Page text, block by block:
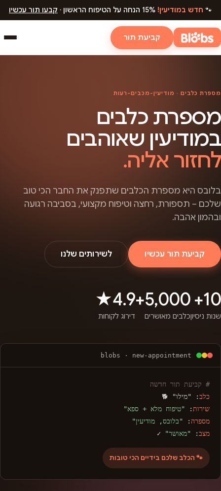
🐾 חדש במודיעין! קבעו תור עכשיו
קביעת תור
מספרת כלבים · מודיעין-מכבים-רעות
מספרת כלבים
במודיעין שאוהבים
לחזור אליה.
בלובס היא מספרת הכלבים שתפנק את החבר הכי טוב
שלכם – תספורת, רחצה וטיפוח מקצועי, בסביבה רגועה
ובהמון אהבה.
קביעת תור עכשיו לשירותים שלנו
10+
שנות ניסיון
5,000+
כלבים מאושרים
4.9★
דירוג לקוחות
blobs · new-appointment
# קביעת תור חדשה
כלב: "מילו" 🐕
שירות : "טיפוח מלא + ספא"
מספרה: "בלובס, מודיעין"
מצב: "מאושר" ✓
🐾 הכלב שלכם בידיים הכי טובות